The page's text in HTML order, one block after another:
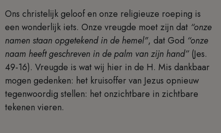
Ons christelijk geloof en onze religieuze roeping is
een wonderlijk iets. Onze vreugde moet zijn dat “onze
namen staan opgetekend in de hemel", dat God “onze
naam heeft geschreven in de palm van zijn hand”(Jes.
49-16). Vreugde is wat wij hier in de H. Mis dankbaar
mogen gedenken: het kruisoffer van Jezus opnieuw
tegenwoordig stellen: het onzichtbare in zichtbare
tekenen vieren.